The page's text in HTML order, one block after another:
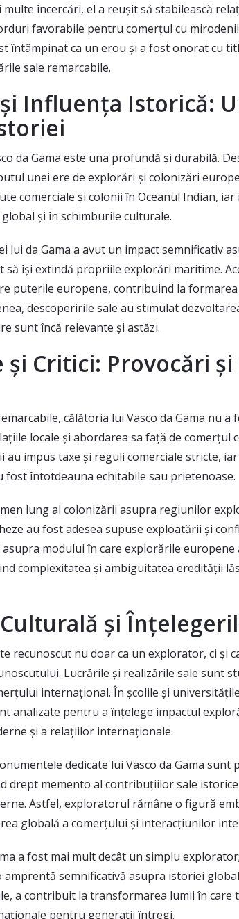
multe încercări, el a reușit să stabilească
favorabile pentru comerțul cu
întâmpinat ca un erou și a fost onorat cu
sale remarcabile.
Influența Istorică:
da Gama este una profundă și durabilă.
unei ere de explorări și colonizări
comerciale și colonii în Oceanul Indian,
și în schimburile culturale.
lui da Gama a avut un impact semnificativ
își extindă propriile explorări maritime.
puterile europene, contribuind la
descoperirile sale au stimulat
sunt încă relevante și astăzi.
și Critici: Provocări
călătoria lui Vasco da Gama nu
locale și abordarea sa față de comerțul
au impus taxe și reguli comerciale stricte,
fost întotdeauna echitabile sau prietenoase.
lung al colonizării asupra regiunilor
au fost adesea supuse exploatării și
modului în care explorările
complexitatea și ambiguitatea eredității
și
recunoscut nu doar ca un explorator, ci și
Lucrările și realizările sale sunt
internațional. În școlile și
analizate pentru a înțelege impactul
și a relațiilor internaționale.
dedicate lui Vasco da Gama
drept memento al contribuțiilor sale
Astfel, exploratorul rămâne o figură
globală a comerțului și interacțiunilor
a fost mai mult decât un simplu
amprentă semnificativă asupra istoriei
a contribuit la transformarea lumii în care
pentru generații întregi.